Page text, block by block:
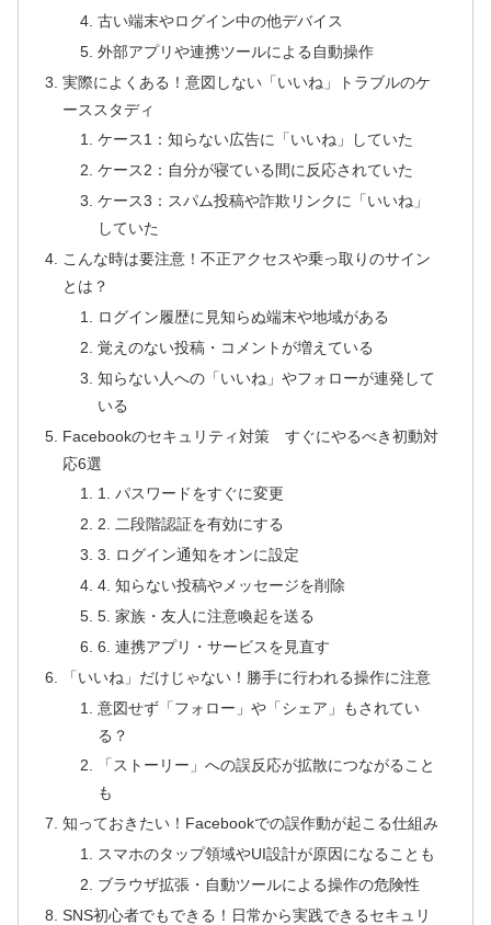
古い端末やログイン中の他デバイス
外部アプリや連携ツールによる自動操作
実際によくある！意図しない「いいね」トラブルのケ
ーススタディ
ケース1：知らない広告に「いいね」していた
ケース2：自分が寝ている間に反応されていた
ケース3：スパム投稿や詐欺リンクに「いいね」
していた
こんな時は要注意！不正アクセスや乗っ取りのサイン
とは？
ログイン履歴に見知らぬ端末や地域がある
覚えのない投稿・コメントが増えている
知らない人への「いいね」やフォローが連発して
いる
Facebookのセキュリティ対策 すぐにやるべき初動対
応6選
1. パスワードをすぐに変更
2. 二段階認証を有効にする
3. ログイン通知をオンに設定
4. 知らない投稿やメッセージを削除
5. 家族・友人に注意喚起を送る
6. 連携アプリ・サービスを見直す
「いいね」だけじゃない！勝手に行われる操作に注意
意図せず「フォロー」や「シェア」もされてい
る？
「ストーリー」への誤反応が拡散につながること
も
知っておきたい！Facebookでの誤作動が起こる仕組み
スマホのタップ領域やUI設計が原因になることも
ブラウザ拡張・自動ツールによる操作の危険性
SNS初心者でもできる！日常から実践できるセキュリ